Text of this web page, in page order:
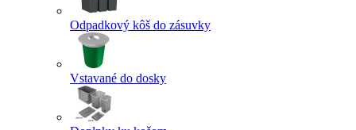
Odpadkový kôš do zásuvky
Vstavané do dosky